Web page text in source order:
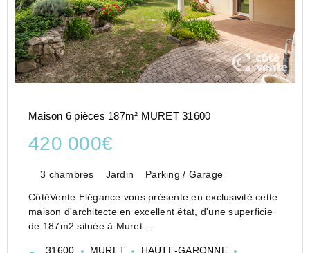
Maison 6 pièces 187m² MURET 31600
420 000€
3 chambres Jardin Parking / Garage
CôtéVente Elégance vous présente en exclusivité cette
maison d'architecte en excellent état, d'une superficie
de 187m2 située à Muret.
31600 MURET
HAUTE-GARONNE